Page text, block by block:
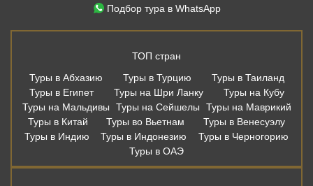
Подбор тура в WhatsApp
ТОП стран
Туры в Абхазию
Туры в Турцию
Туры в Таиланд
Туры в Египет
Туры на Шри Ланку
Туры на Кубу
Туры на Мальдивы
Туры на Сейшелы
Туры на Маврикий
Туры в Китай
Туры во Вьетнам
Туры в Венесуэлу
Туры в Индию
Туры в Индонезию
Туры в Черногорию
Туры в ОАЭ